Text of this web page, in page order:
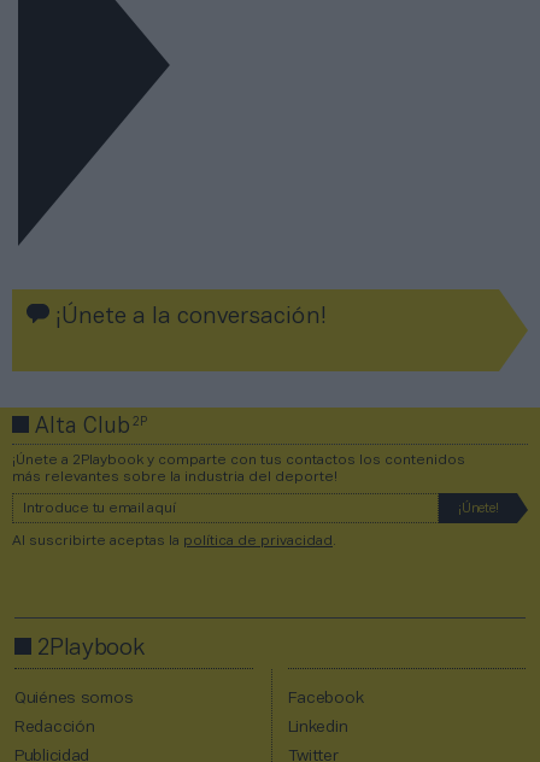
¡Únete a la conversación!
Alta Club2P
¡Únete a 2Playbook y comparte con tus contactos los contenidos
más relevantes sobre la industria del deporte!
Al suscribirte aceptas la política de privacidad
2Playbook
Quiénes somos
Redacción
Publicidad
Facebook
Linkedin
Twitter